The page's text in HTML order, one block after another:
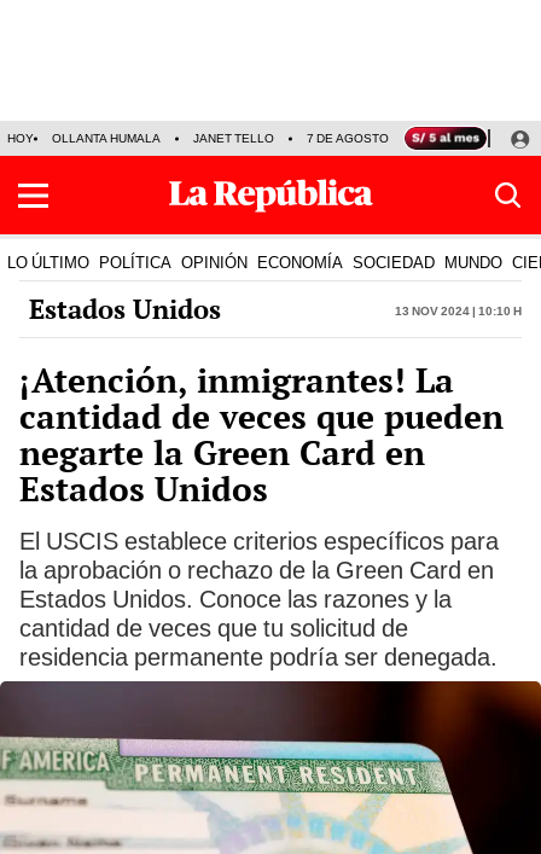
HOY OLLANTA HUMALA JANET TELLO 7 DE AGOSTO TINKA RESULTADOS
LO ÚLTIMO POLÍTICA OPINIÓN ECONOMÍA SOCIEDAD MUNDO
Estados Unidos 13 Nov 2024 | 10:10 h
¡Atención, inmigrantes! La
cantidad de veces que pueden
negarte la Green Card en
Estados Unidos
El USCIS establece criterios específicos para
la aprobación o rechazo de la Green Card en
Estados Unidos. Conoce las razones y la
cantidad de veces que tu solicitud de
residencia permanente podría ser denegada.